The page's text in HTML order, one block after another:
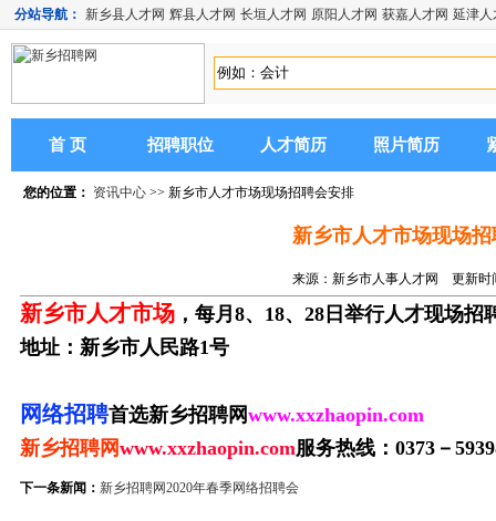
分站导航： 新乡县人才网 辉县人才网 长垣人才网 原阳人才网 获嘉人才网 延津人
首 页 招聘职位 人才简历 照片简历
您的位置： 资讯中心 >> 新乡市人才市场现场招聘会安排
新乡市人才市场现场
来源：新乡市人事人才网 更新时
新乡市人才市场 ，每月8、18、28日举行人才现场招
地址：新乡市人民路1号
网络招聘首选新乡招聘网www.xxzhaopin.com
新乡招聘网www.xxzhaopin.com服务热线：0373－
下一条新闻： 新乡招聘网2020年春季网络招聘会